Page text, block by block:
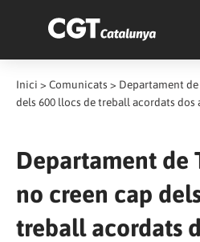
Inici > Comunicats > Departament
dels 600 llocs de treball acordats dos
Departament de
no creen cap
treball acordats